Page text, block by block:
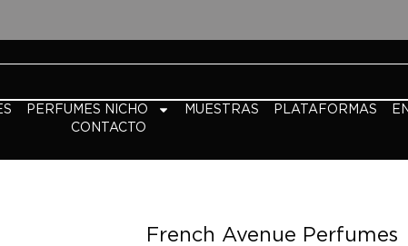
PERFUMES NICHO MUESTRAS PLATAFORMAS
CONTACTO
French Avenue Perfumes